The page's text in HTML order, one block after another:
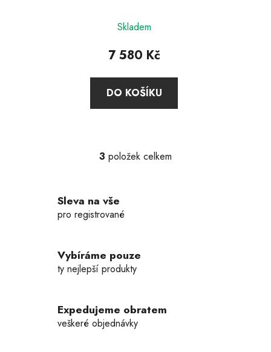
Skladem
7 580 Kč
DO KOŠÍKU
O
í
p
k
y
v
3 položek celkem
Sleva na vše
pro registrované
Vybíráme pouze
ty nejlepší produkty
Expedujeme obratem
veškeré objednávky